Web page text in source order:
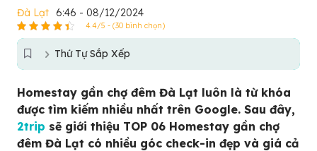
Đà Lạt 6:46 - 08/12/2024
4.4/5 - (30 bình chọn)
Thứ Tự Sắp Xếp
Homestay gần chợ đêm Đà Lạt luôn là từ khóa
được tìm kiếm nhiều nhất trên Google. Sau đây,
2trip sẽ giới thiệu TOP 06 Homestay gần chợ
đêm Đà Lạt có nhiều góc check-in đẹp và giá cả